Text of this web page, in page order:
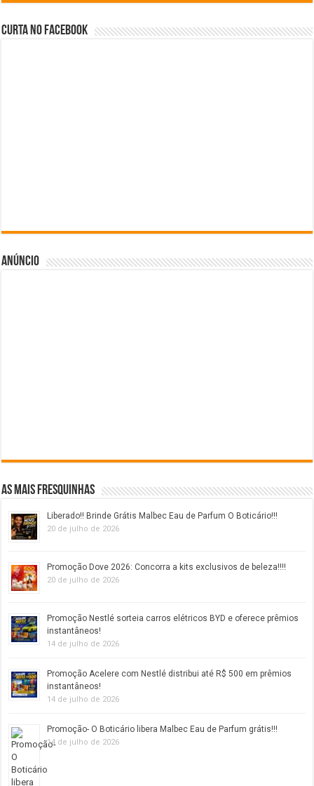
Curta no facebook
Anúncio
As mais fresquinhas
Liberado!! Brinde Grátis Malbec Eau de Parfum O Boticário!!!
20 de julho de 2026
Promoção Dove 2026: Concorra a kits exclusivos de beleza!!!!
20 de julho de 2026
Promoção Nestlé sorteia carros elétricos BYD e oferece prêmios
instantâneos!
14 de julho de 2026
Promoção Acelere com Nestlé distribui até R$ 500 em prêmios
instantâneos!
14 de julho de 2026
Promoção- O Boticário libera Malbec Eau de Parfum grátis!!!
14 de julho de 2026